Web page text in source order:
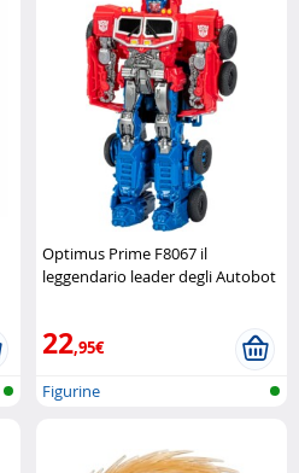
Optimus Prime F8067 il
leggendario leader degli Autobot
22,95€
Figurine